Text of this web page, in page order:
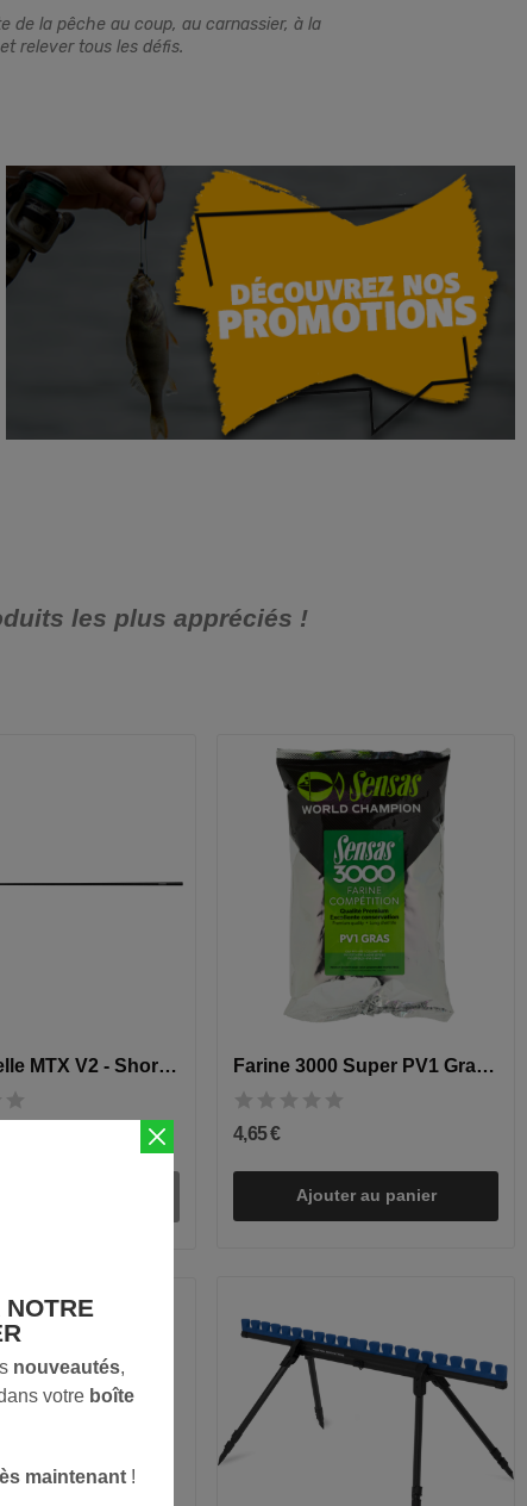
de la pêche au coup, au carnassier, à la
relever tous les défis.
les plus appréciés !
Kit Coupelle MTX V2 - Short Cupping Kit Farine 3000 Super PV1 Gras - 800G
4,65 €
Ajouter au panier
nouveautés,
votre boîte
maintenant !